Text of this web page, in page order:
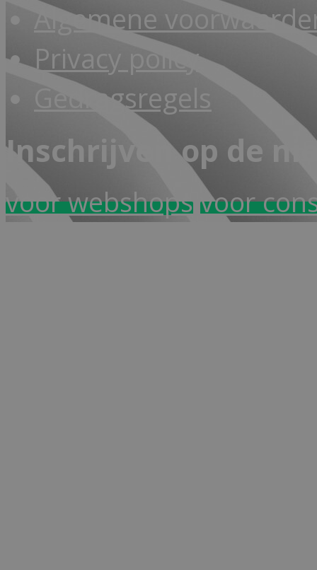
Algemene
Privacy policy
Gedragsregels
Inschrijven op de
voor webshopsvoor